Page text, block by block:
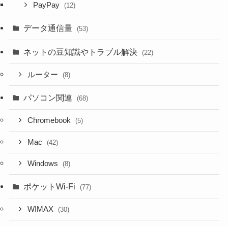
PayPay (12)
データ通信量 (53)
ネットの豆知識やトラブル解決 (22)
ルーター (8)
パソコン関連 (68)
Chromebook (5)
Mac (42)
Windows (8)
ポケットWi-Fi (77)
WIMAX (30)